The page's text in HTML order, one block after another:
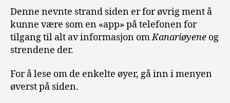
Denne nevnte strand siden er for øvrig ment å
kunne være som en «app» på telefonen for
tilgang til alt av informasjon omKanariøyene og
strendene der.
For å lese om de enkelte øyer, gå inn i menyen
øverst på siden.